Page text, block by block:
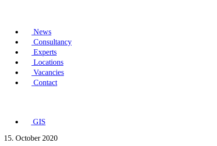
News
Consultancy
Experts
Locations
Vacancies
Contact
GIS
15. October 2020